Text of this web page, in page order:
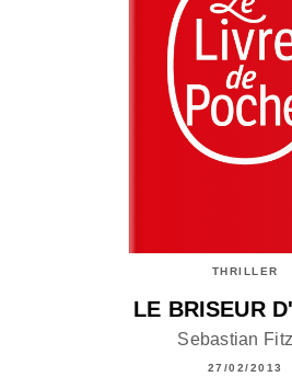
THRILLER
LE BRISEUR
Sebastian
27/02/2013